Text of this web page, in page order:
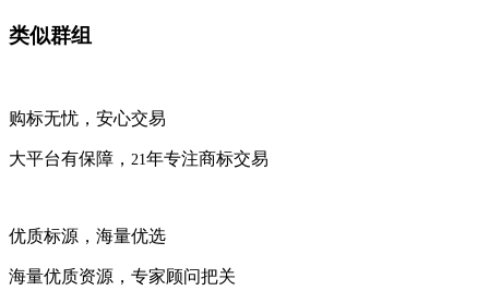
类似群组
购标无忧，安心交易
大平台有保障， 21年专注商标交易
优质标源，海量优选
海量优质资源，专家顾问把关